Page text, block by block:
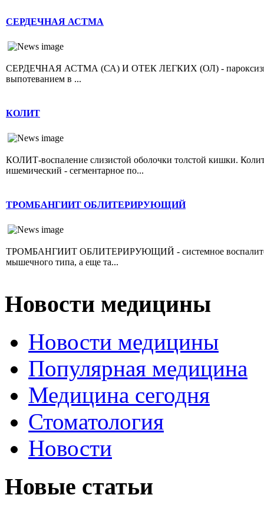
СЕРДЕЧНАЯ АСТМА
СЕРДЕЧНАЯ АСТМА (СА) И ОТЕК ЛЕГКИХ (ОЛ) -
выпотеванием в ...
КОЛИТ
КОЛИТ-воспаление слизистой оболочки толстой кишки.
ишемический - сегментарное по...
ТРОМБАНГИИТ ОБЛИТЕРИРУЮЩИЙ
ТРОМБАНГИИТ ОБЛИТЕРИРУЮЩИЙ - системное
мышечного типа, а еще та...
Новости медицины
Новости медицины
Популярная медицина
Медицина сегодня
Стоматология
Новости
Новые статьи